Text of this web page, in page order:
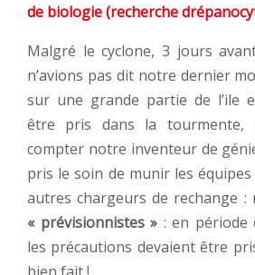
de biologie (recherche
Malgré le cyclone, 3 jours
n’avions pas dit notre dernier
sur une grande partie de l’ile
être pris dans la tourmente,
compter notre inventeur de
pris le soin de munir les équipes
autres chargeurs de rechange :
« prévisionnistes » : en période
les précautions devaient être
bien fait !